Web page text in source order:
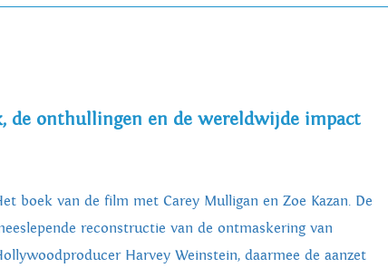
de onthullingen en de wereldwijde impact
boek van de film met Carey Mulligan en Zoe Kazan. De
reconstructie van de ontmaskering van
Harvey Weinstein, daarmee de aanzet